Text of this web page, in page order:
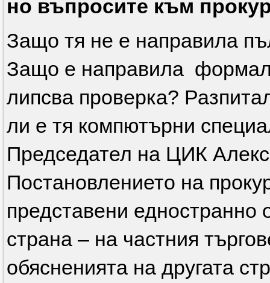
но въпросите към
Защо тя не е направила
Защо е направила
липсва проверка?
ли е тя компютърни
Председател на ЦИК
Постановлението на
представени едностранно
страна – на частния
обясненията на другата